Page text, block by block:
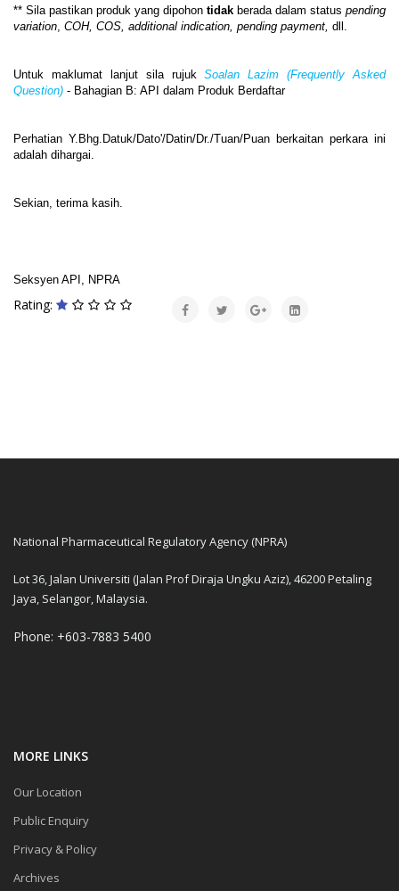
** Sila pastikan produk yang dipohon tidak berada dalam status pending
variation, COH, COS, additional indication, pending payment, dll.
Untuk maklumat lanjut sila rujukSoalan Lazim (Frequently Asked
Question) - Bahagian B: API dalam Produk Berdaftar
Perhatian Y.Bhg.Datuk/Dato'/Datin/Dr./Tuan/Puan berkaitan perkara ini
adalah dihargai.
Sekian, terima kasih.
Seksyen API, NPRA
Rating:
National Pharmaceutical Regulatory Agency (NPRA)
Lot 36, Jalan Universiti (Jalan Prof Diraja Ungku Aziz), 46200 Petaling
Jaya, Selangor, Malaysia.
Phone: +603-7883 5400
MORE LINKS
Our Location
Public Enquiry
Privacy & Policy
Archives